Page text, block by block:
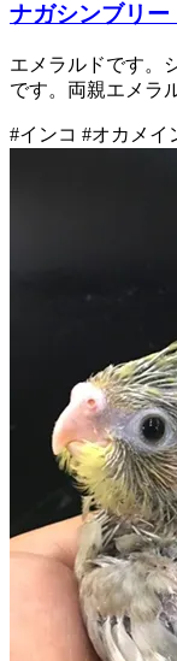
ナガシンブリー
エメラルドです。
です。両親エメラ
#インコ #オカメイ